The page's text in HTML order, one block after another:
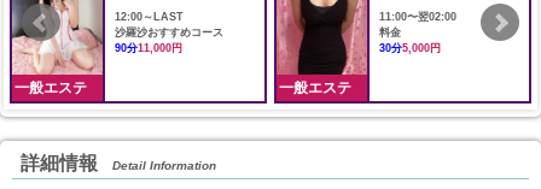
一般エステ
12:00～LAST
沙羅沙おすすめコース
90分11,000円
一般エステ
11:00〜翌02:00
料金
30分5,000円
詳細情報 Detail Information